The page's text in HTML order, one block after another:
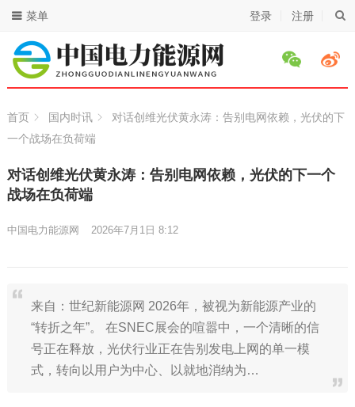
登录 注册
菜单
首页 国内时讯
对话创维光伏黄永涛：告别电网依赖，光伏的下
一个战场在负荷端
对话创维光伏黄永涛：告别电网依赖，光伏的下一个
战场在负荷端
中国电力能源网 2026年7月1日 8:12
来自：世纪新能源网 2026年，被视为新能源产业的
“转折之年”。 在SNEC展会的喧嚣中，一个清晰的信
号正在释放，光伏行业正在告别发电上网的单一模
式，转向以用户为中心、以就地消纳为…